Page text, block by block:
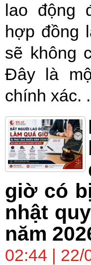
lao động
hợp đồng
sẽ không
Đây là
chính xác.
giờ có
nhật
năm
02:44 | 22/